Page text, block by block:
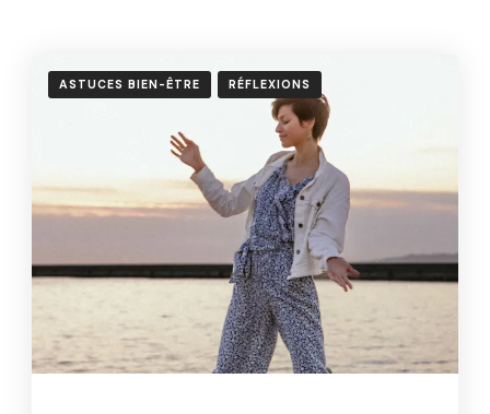
ASTUCES BIEN-ÊTRE RÉFLEXIONS